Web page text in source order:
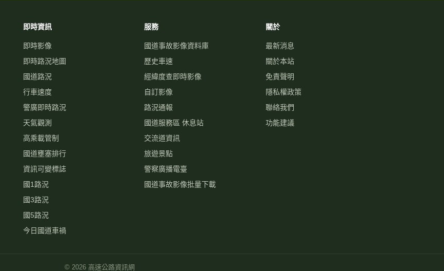
即時資訊
即時影像
即時路況地圖
國道路況
行車速度
警廣即時路況
天氣觀測
高乘載管制
國道壅塞排行
資訊可變標誌
國1路況
國3路況
國5路況
今日國道車禍
服務
國道事故影像資料庫
歷史車速
經緯度查即時影像
自訂影像
路況通報
國道服務區 休息站
交流道資訊
旅遊景點
警察廣播電臺
國道事故影像批量下載
關於
最新消息
關於本站
免責聲明
隱私權政策
聯絡我們
功能建議
© 2026高速公路資訊網